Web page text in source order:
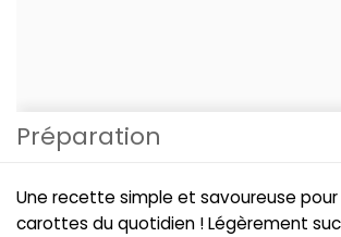
Préparation
Une recette simple et savoureuse pour
carottes du quotidien ! Légèrement